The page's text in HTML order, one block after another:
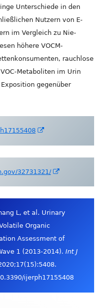
Unterschiede in den
Nutzern von E-
im Vergleich zu Nie-
höhere VOCM-
rauchlose
Metaboliten im Urin
gegenüber
Fenster
öffnen
32731321/
Fenster
öffnen
L, et al. Urinary
Organic
Assessment of
1 (2013-2014). Int J
ijerph17155408